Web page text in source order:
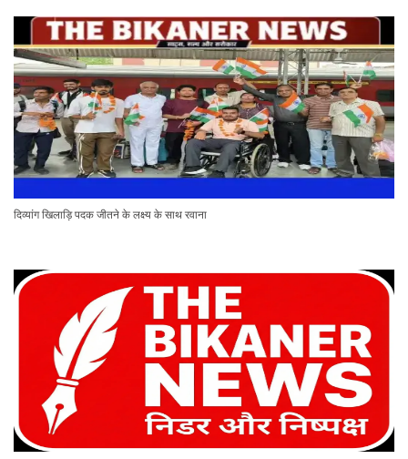
दिव्यांग खिलाड़ि पदक जीतने के लक्ष्य के साथ रवाना